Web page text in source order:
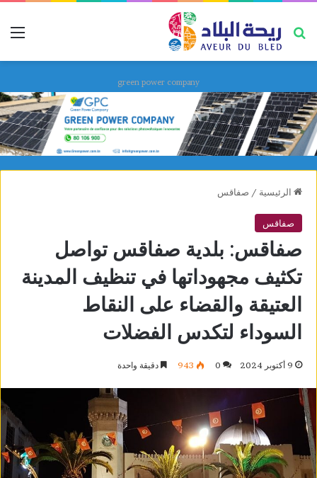
بحث عن
green power company
الرئيسية / صفاقس
صفاقس
صفاقس: بلدية صفاقس تواصل
تكثيف مجهوداتها في تنظيف المدينة
العتيقة والقضاء على النقاط
السوداء لتكدس الفضلات
9 أكتوبر 2024 0
943 دقيقة واحدة